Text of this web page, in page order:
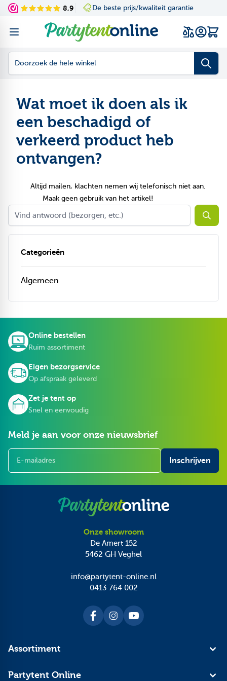
Ga naar de inhoud8,9 Navigating through
Press to skip the
De beste prijs/kwaliteit garantie
Wat moet ik doen als ik
een beschadigd of
verkeerd product heb
ontvangen?
Altijd mailen, klachten nemen wij telefonisch niet aan.
Maak geen gebruik van het artikel!
Categorieën
Algemeen
Online bestellen
Ruim assortiment
Eigen bezorgservice
Op afspraak geleverd
Zet je tent op
Snel en eenvoudig
Meld je aan voor onze nieuwsbrief
E-mailadres
Inschrijven
Onze showroom
De Amert 152
5462 GH Veghel
info@partytent-online.nl
0413 764 002
Assortiment
Partytent Online